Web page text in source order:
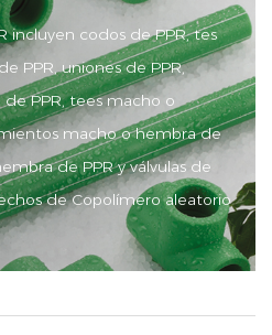
incluyen codos de PPR, tes
PPR, uniones de PPR,
PPR, tees macho o
macho o hembra de
de PPR y válvulas de
de Copolímero aleatorio
materia prima 99.99%
alemana, garantía de